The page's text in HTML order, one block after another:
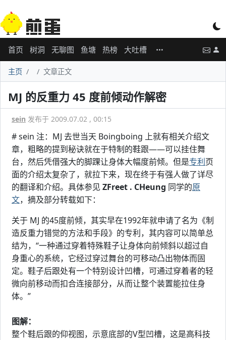
首页 树洞 无聊图 鱼塘 热榜 大吐槽
主页 文章正文
MJ 的反重力 45 度前倾动作解密
sein 发布于 2009.07.02 , 00:15
# sein 注：MJ 去世当天 Boingboing 上就有相关介绍文
章，粗略的提到秘诀就在于特制的鞋跟——可以挂住舞
台，然后凭借强大的脚踝让身体大幅度前倾。但是专利页
面的介绍太复杂了，就拉下来，现在终于有强人做了详尽
的翻译和介绍。具体参见 ZFreet . CHeung 同学的原
文，摘及部分转载如下：
关于 MJ 的45度前倾，其实早在1992年就申请了名为《制
造反重力错觉的方法和手段》的专利，其内容可以简单总
结为，“一种通过穿着特殊鞋子让身体向前倾斜以超过自
身重心的系统，它经过穿过舞台的可移动凸出物体而固
定。鞋子后跟处有一个特别设计凹槽，可通过穿着者的轻
微向前移动而扣合连接部分，从而让整个装置能拉住身
体。”
图解：
整个鞋后跟的仰视图，示意底部的V型凹槽，这是高科技